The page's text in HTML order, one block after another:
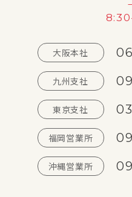
大阪本社
九州支社
東京支社
福岡営業所
沖縄営業所